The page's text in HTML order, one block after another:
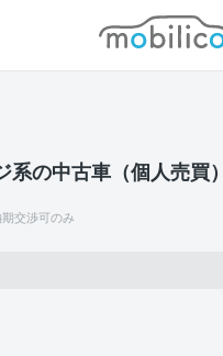
モビリコ
系の中古車（個人売買
交渉可のみ